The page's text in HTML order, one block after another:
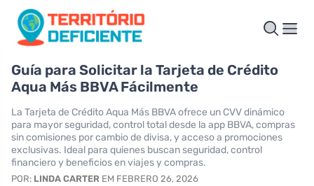
Guía para Solicitar la Tarjeta de Crédito
Aqua Más BBVA Fácilmente
La Tarjeta de Crédito Aqua Más BBVA ofrece un CVV dinámico
para mayor seguridad, control total desde la app BBVA, compras
sin comisiones por cambio de divisa, y acceso a promociones
exclusivas. Ideal para quienes buscan seguridad, control
financiero y beneficios en viajes y compras.
POR: LINDA CARTER EM FEBRERO 26, 2026